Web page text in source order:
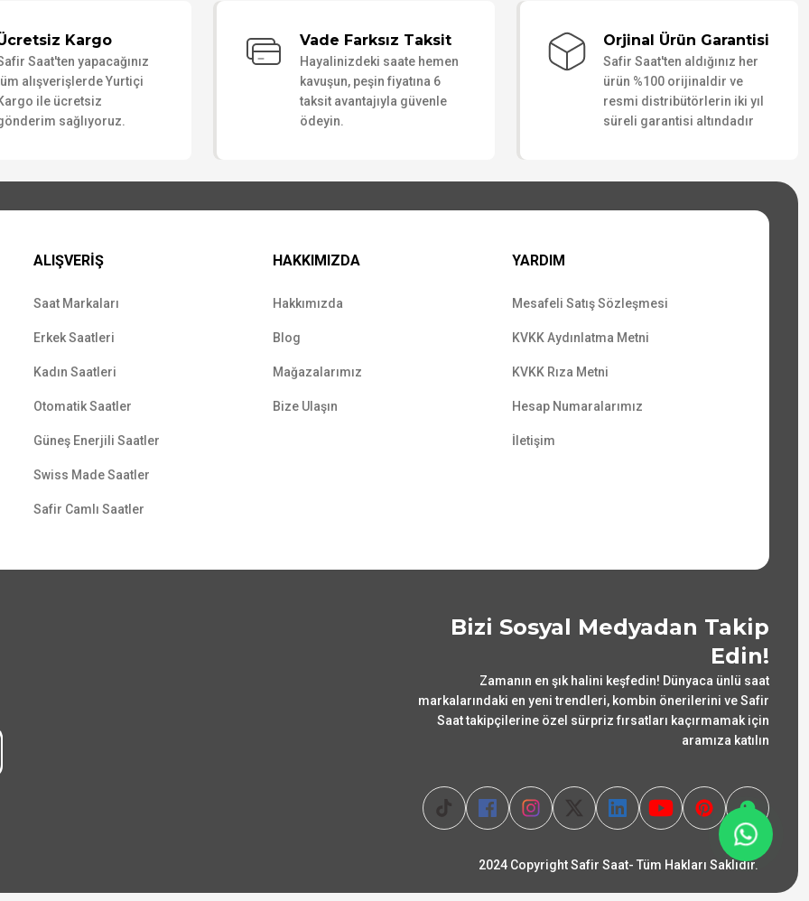
Kargo
Saat'ten yapacağınız
alışverişlerde Yurtiçi
ile ücretsiz
sağlıyoruz.
Vade Farksız Taksit
Hayalinizdeki saate hemen
kavuşun, peşin fiyatına 6
taksit avantajıyla güvenle
ödeyin.
Orjinal Ürün Garantisi
Safir Saat'ten aldığınız her
ürün %100 orijinaldir ve
resmi distribütörlerin iki yıl
süreli garantisi altındadır
ALIŞVERİŞ
Saat Markaları
Erkek Saatleri
Kadın Saatleri
Otomatik Saatler
Güneş Enerjili Saatler
Swiss Made Saatler
Safir Camlı Saatler
HAKKIMIZDA
Hakkımızda
Blog
Mağazalarımız
Bize Ulaşın
YARDIM
Mesafeli Satış Sözleşmesi
KVKK Aydınlatma Metni
KVKK Rıza Metni
Hesap Numaralarımız
İletişim
Bizi Sosyal Medyadan Takip
Edin!
Zamanın en şık halini keşfedin! Dünyaca ünlü saat
markalarındaki en yeni trendleri, kombin önerilerini ve Safir
Saat takipçilerine özel sürpriz fırsatları kaçırmamak için
aramıza katılın
2024 Copyright Safir Saat- Tüm Hakları Saklıdır.